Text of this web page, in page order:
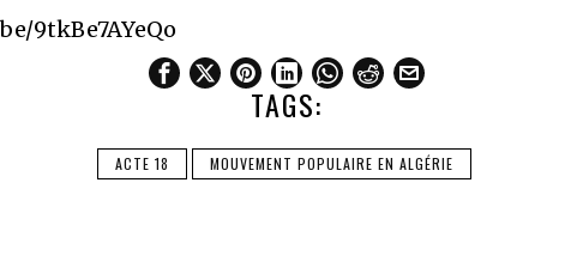
9tkBe7AYeQo
TAGS:
ACTE 18 MOUVEMENT POPULAIRE EN ALGÉRIE